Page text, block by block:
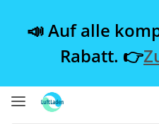
📣 Auf alle
Rabatt. 👉